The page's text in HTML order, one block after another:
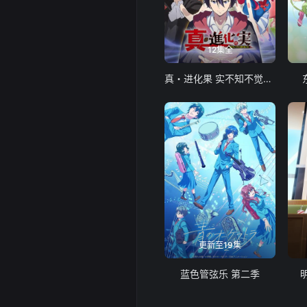
12集全
真・进化果 实不知不觉踏上胜利的人生
更新至19集
蓝色管弦乐 第二季